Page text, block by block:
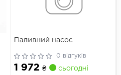
Паливний насос
0 відгуків
1 972 ₴ сьогодні